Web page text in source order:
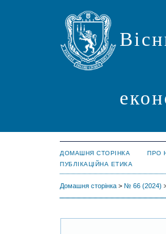
ДОМАШНЯ СТОРІНКА ПРО
ПУБЛІКАЦІЙНА ЕТИКА
Домашня сторінка > № 66 (2024)